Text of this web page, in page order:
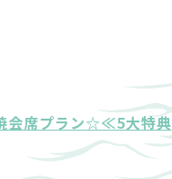
会席プラン☆≪5大特典